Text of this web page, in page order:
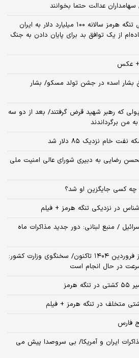
عدالت حتما بخوانند
توافق پیشنهادی برای بازگشایی تنگه هرمز سالانه ۱۰۰ میلیارد دلار به ایران
از یک توافق بد برای پایان دادن به جنگ
+ عکس
بشار اسد» در جشن تولد مسکو/ بشار
که رهبر شهید قرض گرفتند/ بعد از دو سه
نزدیک ۸۵ دلار شد
رضایی به دبیری شورای عالی امنیت ملی
چه کسی جایگزین او شد؟
در نزدیکی تنگه هرمز + فیلم
/ منبع لبنانی: دور جدید مذاکرات ماه
خروج ۲ میلیون اتباع افغان از فروردین ۱۴۰۴ تاکنون/ سخنگوی وزارت کشور:
سرعت در حال انجام است
متخلف در تنگه هرمز + فیلم
فارس
ایران و آمریکا/ بی سروصدا پیش می